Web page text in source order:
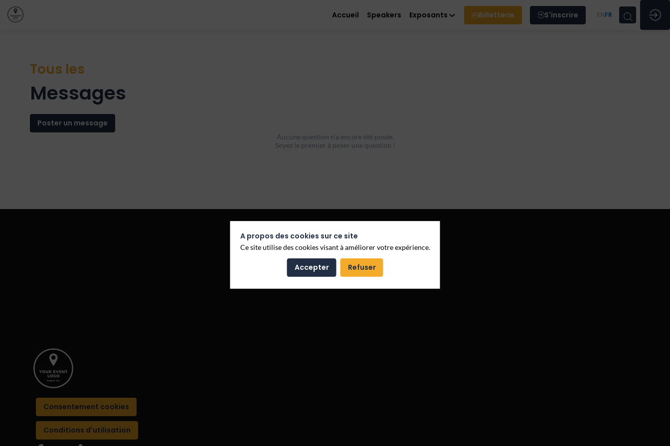
Accueil Speakers Exposants Billetterie S'inscrire FR
Tous les
Messages
Poster un message
Aucune question n'a encore été posée.
Soyez le premier à poser une question !
Consentement cookies
Conditions d'utilisation
A propos des cookies sur ce site
Ce site utilise des cookies visant à améliorer votre expérience.
Accepter Refuser